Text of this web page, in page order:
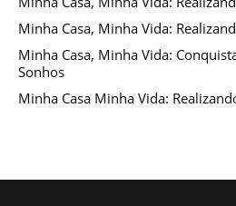
Minha Casa, Minha Vida:
Minha Casa, Minha Vida:
Sonhos
Minha Casa Minha Vida: